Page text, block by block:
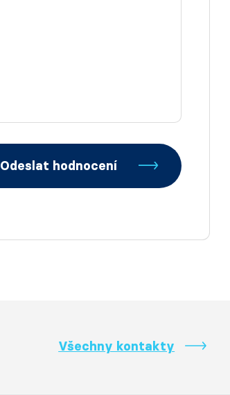
Odeslat hodnocení
Všechny kontakty